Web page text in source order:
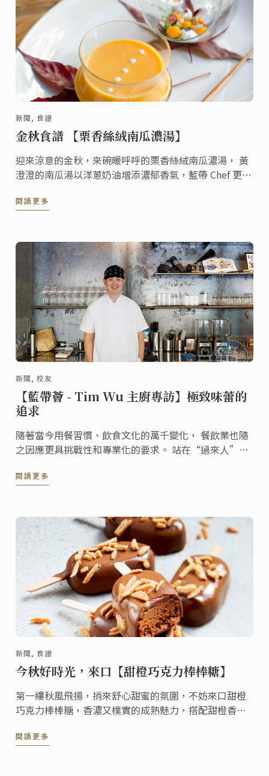
新聞, 食譜
金秋食譜 【栗香絲絨南瓜濃湯】
迎來涼意的金秋，來碗暖呼呼的栗香絲絨南瓜濃湯， 黃
澄澄的南瓜湯以洋蔥奶油增添濃郁香氣，藍帶 Chef 更以
妨試試這道食譜，讓您的廚藝 level up !
閱讀更多
新聞, 校友
【藍帶薈 - Tim Wu 主廚專訪】極致味蕾的
追求
隨著當今用餐習慣、飲食文化的萬千變化， 餐飲業也隨
之因應更具挑戰性和專業化的要求。 站在“過來人”的
Wu）認為自己很幸運， 能夠以藍帶為起點，奠基關鍵
閱讀更多
新聞, 食譜
今秋好時光，來口【甜橙巧克力棒棒糖】
第一縷秋風飛揚，捎來舒心甜蜜的氛圍，不妨來口甜橙
巧克力棒棒糖，香濃又樸實的成熟魅力，搭配甜橙香氣
馥郁醇香，讓人意猶未盡 !
閱讀更多